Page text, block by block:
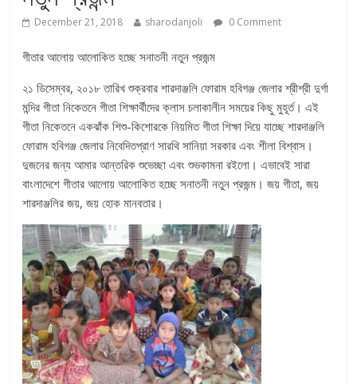
December 21, 2018 sharodanjoli 0 Comment
গীতার আলোয় আলোকিত হচ্ছে সনাতনী নতুন প্রজন্ম
২১ ডিসেম্বর, ২০১৮ তারিখ শুক্রবার শারদাঞ্জলি ফোরাম হবিগঞ্জ জেলার শ্রীশ্রী দুর্গা
মন্দির গীতা নিকেতনে গীতা শিক্ষার্থীদের ক্লাস চলাকালীন সময়ের কিছু মুহূর্ত। এই
গীতা নিকেতনে একঝাঁক শিশু-কিশোরকে নিয়মিত গীতা শিক্ষা দিয়ে যাচ্ছে শারদাঞ্জলি
ফোরাম হবিগঞ্জ জেলার নিবেদিতপ্রাণ সারথি সানিয়া সরকার এবং শীলা বিশ্বাস।
দুজনের জন্য আমার আন্তরিক শুভেচ্ছা এবং শুভকামনা রইলো। এভাবেই সারা
বাংলাদেশে গীতার আলোয় আলোকিত হচ্ছে সনাতনী নতুন প্রজন্ম। জয় গীতা, জয়
শারদাঞ্জলির জয়, জয় হোক মানবতার।